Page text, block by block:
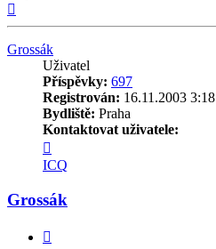
Grossák
Uživatel
Příspěvky: 697
Registrován: 16.11.2003 3:18
Bydliště: Praha
Kontaktovat uživatele:
uživatele
Grossák
ICQ
Grossák